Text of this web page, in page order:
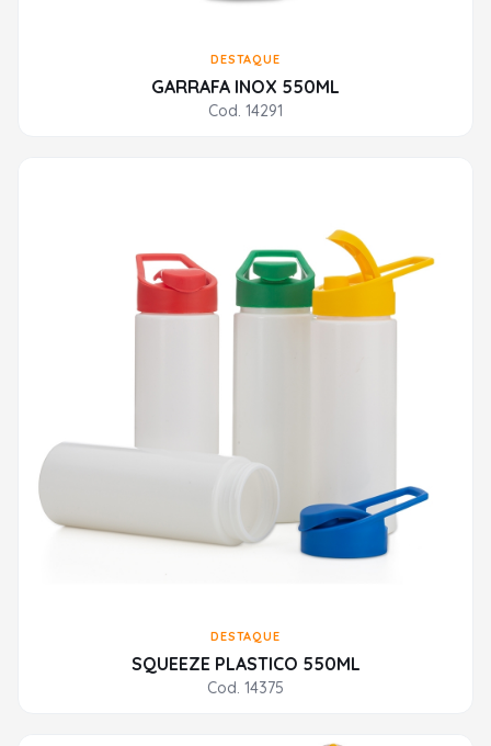
DESTAQUE
GARRAFA INOX 550ML
Cod. 14291
DESTAQUE
SQUEEZE PLASTICO 550ML
Cod. 14375